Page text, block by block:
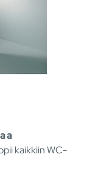
kaikkiin WC-